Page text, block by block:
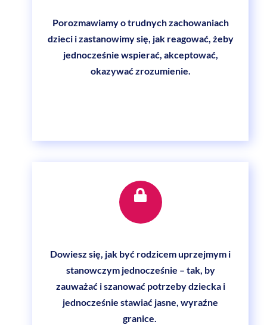
Porozmawiamy o trudnych zachowaniach
dzieci i zastanowimy się, jak reagować, żeby
jednocześnie wspierać, akceptować,
okazywać zrozumienie.
Icon
label
Dowiesz się, jak być rodzicem uprzejmym i
stanowczym jednocześnie – tak, by
zauważać i szanować potrzeby dziecka i
jednocześnie stawiać jasne, wyraźne
granice.